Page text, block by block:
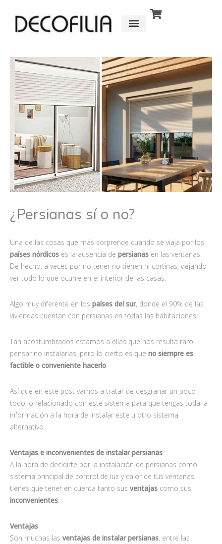
contenido
¿Persianas sí o no?
Una de las cosas que más sorprende cuando se viaja por los
países nórdicos es la ausencia de persianas en las ventanas.
De hecho, a veces por no tener no tienen ni cortinas, dejando
ver todo lo que ocurre en el interior de las casas.
Algo muy diferente en los países del sur, donde el 90% de las
viviendas cuentan con persianas en todas las habitaciones.
Tan acostumbrados estamos a ellas que nos resulta raro
pensar no instalarlas, pero lo cierto es que no siempre es
factible o conveniente hacerlo.
Así que en este post vamos a tratar de desgranar un poco
todo lo relacionado con este sistema para que tengas toda la
información a la hora de instalar éste u otro sistema
alternativo.
Ventajas e inconvenientes de instalar persianas
A la hora de decidirte por la instalación de persianas como
sistema principal de control de luz y calor de tus ventanas
tienes que tener en cuenta tanto sus ventajas como sus
inconvenientes.
Ventajas
Son muchas las ventajas de instalar persianas, entre las